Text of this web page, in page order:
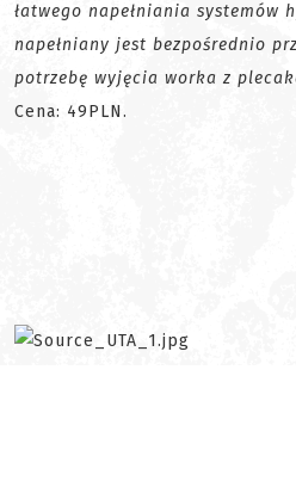
łatwego napełniania systemów
napełniany jest bezpośrednio
potrzebę wyjęcia worka z
Cena: 49PLN.